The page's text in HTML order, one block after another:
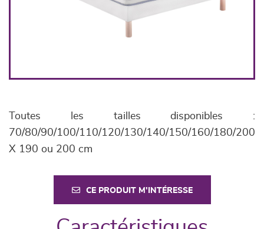
Toutes les tailles disponibles :
70/80/90/100/110/120/130/140/150/160/180/200
X 190 ou 200 cm
CE PRODUIT M'INTÉRESSE